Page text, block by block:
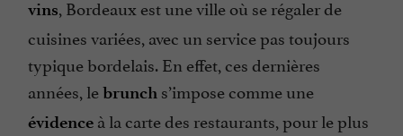
vins, Bordeaux est une ville où se régaler de
cuisines variées, avec un service pas toujours
typique bordelais. En effet, ces dernières
années, lebrunch s’impose comme une
évidence à la carte des restaurants, pour le plus